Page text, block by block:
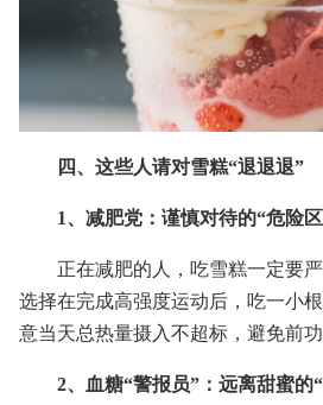
四、这些人请对雪糕“退退退”
1、减肥党：谨慎对待的“危险
正在减肥的人，吃雪糕一定要
选择在完成高强度运动后，吃一小
意当天总热量摄入不超标，避免前功
2、血糖“警报员”：远离甜蜜的